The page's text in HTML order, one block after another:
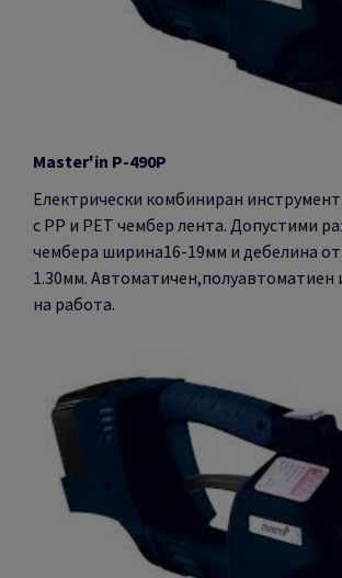
Master'in P-490P
Електрически комбиниран
с РР и РЕТ чембер лента. Допустими
чембера ширина16-19мм и дебелина
1.30мм. Автоматичен,полуавтоматиен
на работа.